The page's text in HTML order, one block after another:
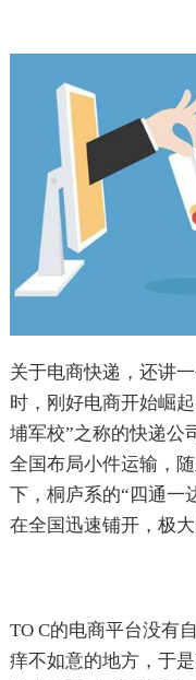
关于电商快递，还讲
时，刚好电商开始崛
埔军校”之称的快递公
全国布局小件运输，
下，桐庐系的“四通一
在全国迅速铺开，极
TO C的电商平台没有
痒不如意的地方，于